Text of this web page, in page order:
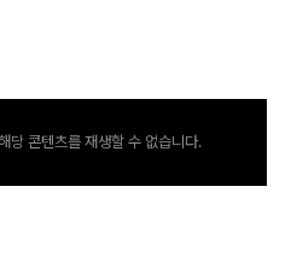
당 콘텐츠를 재생할 수 없습니다.